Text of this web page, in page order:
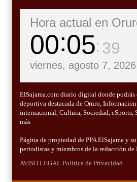
Hora actual en
00 05 41
viernes, agosto 7, 2026
ElSajama.com diario digital donde
deportiva destacada de Oruro,
internacional, Cultura, Sociedad, eSports,
más
Página de propiedad de PPA ElSajama y
periodistas y miembros de la redacción de
AVISO LEGAL Politica de Privacidad